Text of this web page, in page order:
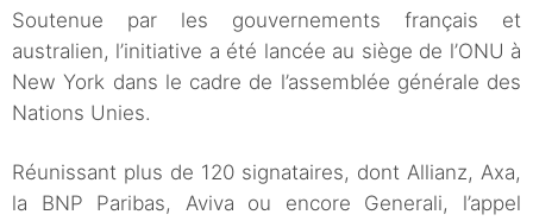
Soutenue par les gouvernements français et
australien, l’initiative a été lancée au siège de l’ONU à
New York dans le cadre de l’assemblée générale des
Nations Unies.
Réunissant plus de 120 signataires, dont Allianz, Axa,
la BNP Paribas, Aviva ou encore Generali, l’appel